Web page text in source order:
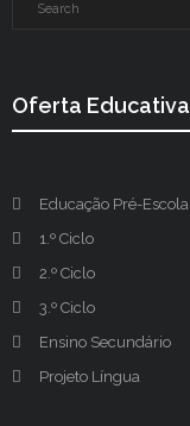
Oferta Educativa
Educação Pré-
1.º Ciclo
2.º Ciclo
3.º Ciclo
Ensino Secundário
Projeto Língua